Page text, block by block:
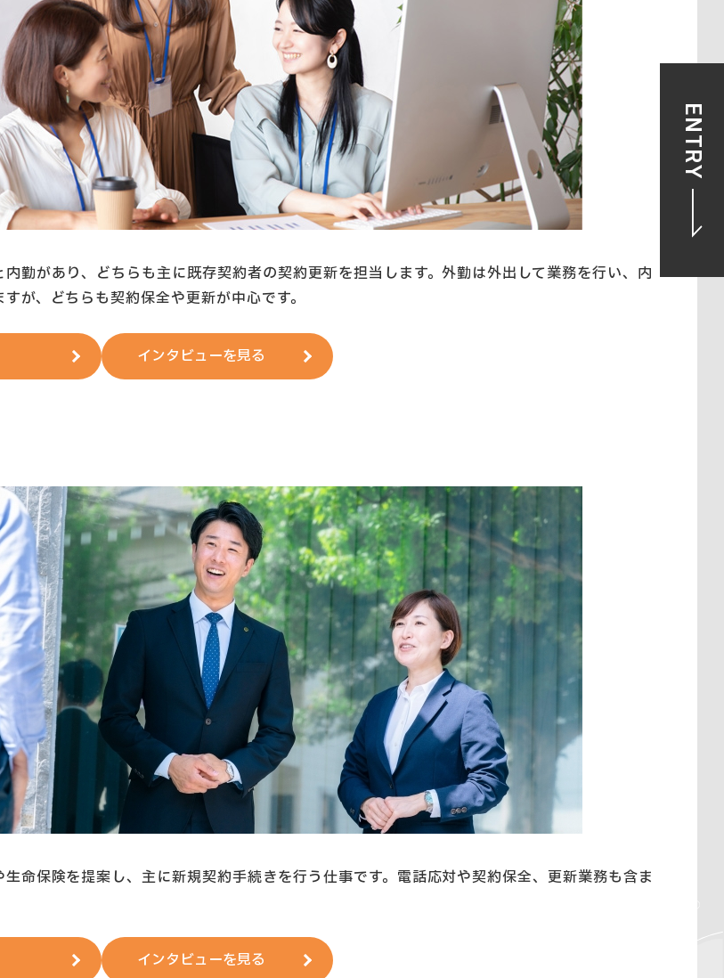
勤があり、どちらも主に既存契約者の契約更新を担当します。外勤は外出して業務を行い、内
が、どちらも契約保全や更新が中心です。
インタビューを見る
命保険を提案し、主に新規契約手続きを行う仕事です。電話応対や契約保全、更新業務も含ま
インタビューを見る
ENTRY